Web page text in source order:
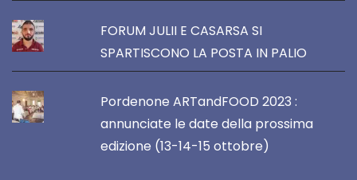
FORUM JULII E CASARSA SI
SPARTISCONO LA POSTA IN PALIO
Pordenone ARTandFOOD 2023 :
annunciate le date della prossima
edizione (13-14-15 ottobre)